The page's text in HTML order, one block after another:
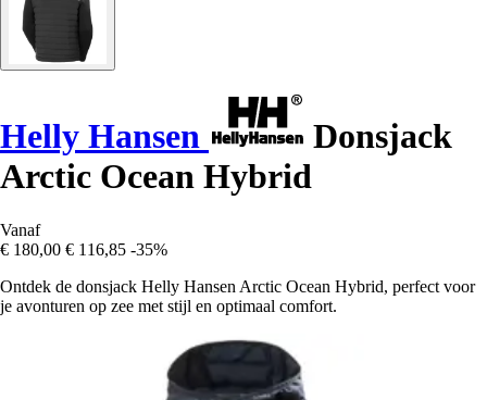
Helly Hansen
Donsjack
Arctic Ocean Hybrid
Vanaf
€ 180,00 € 116,85 -35%
Ontdek de donsjack Helly Hansen Arctic Ocean Hybrid, perfect voor
je avonturen op zee met stijl en optimaal comfort.